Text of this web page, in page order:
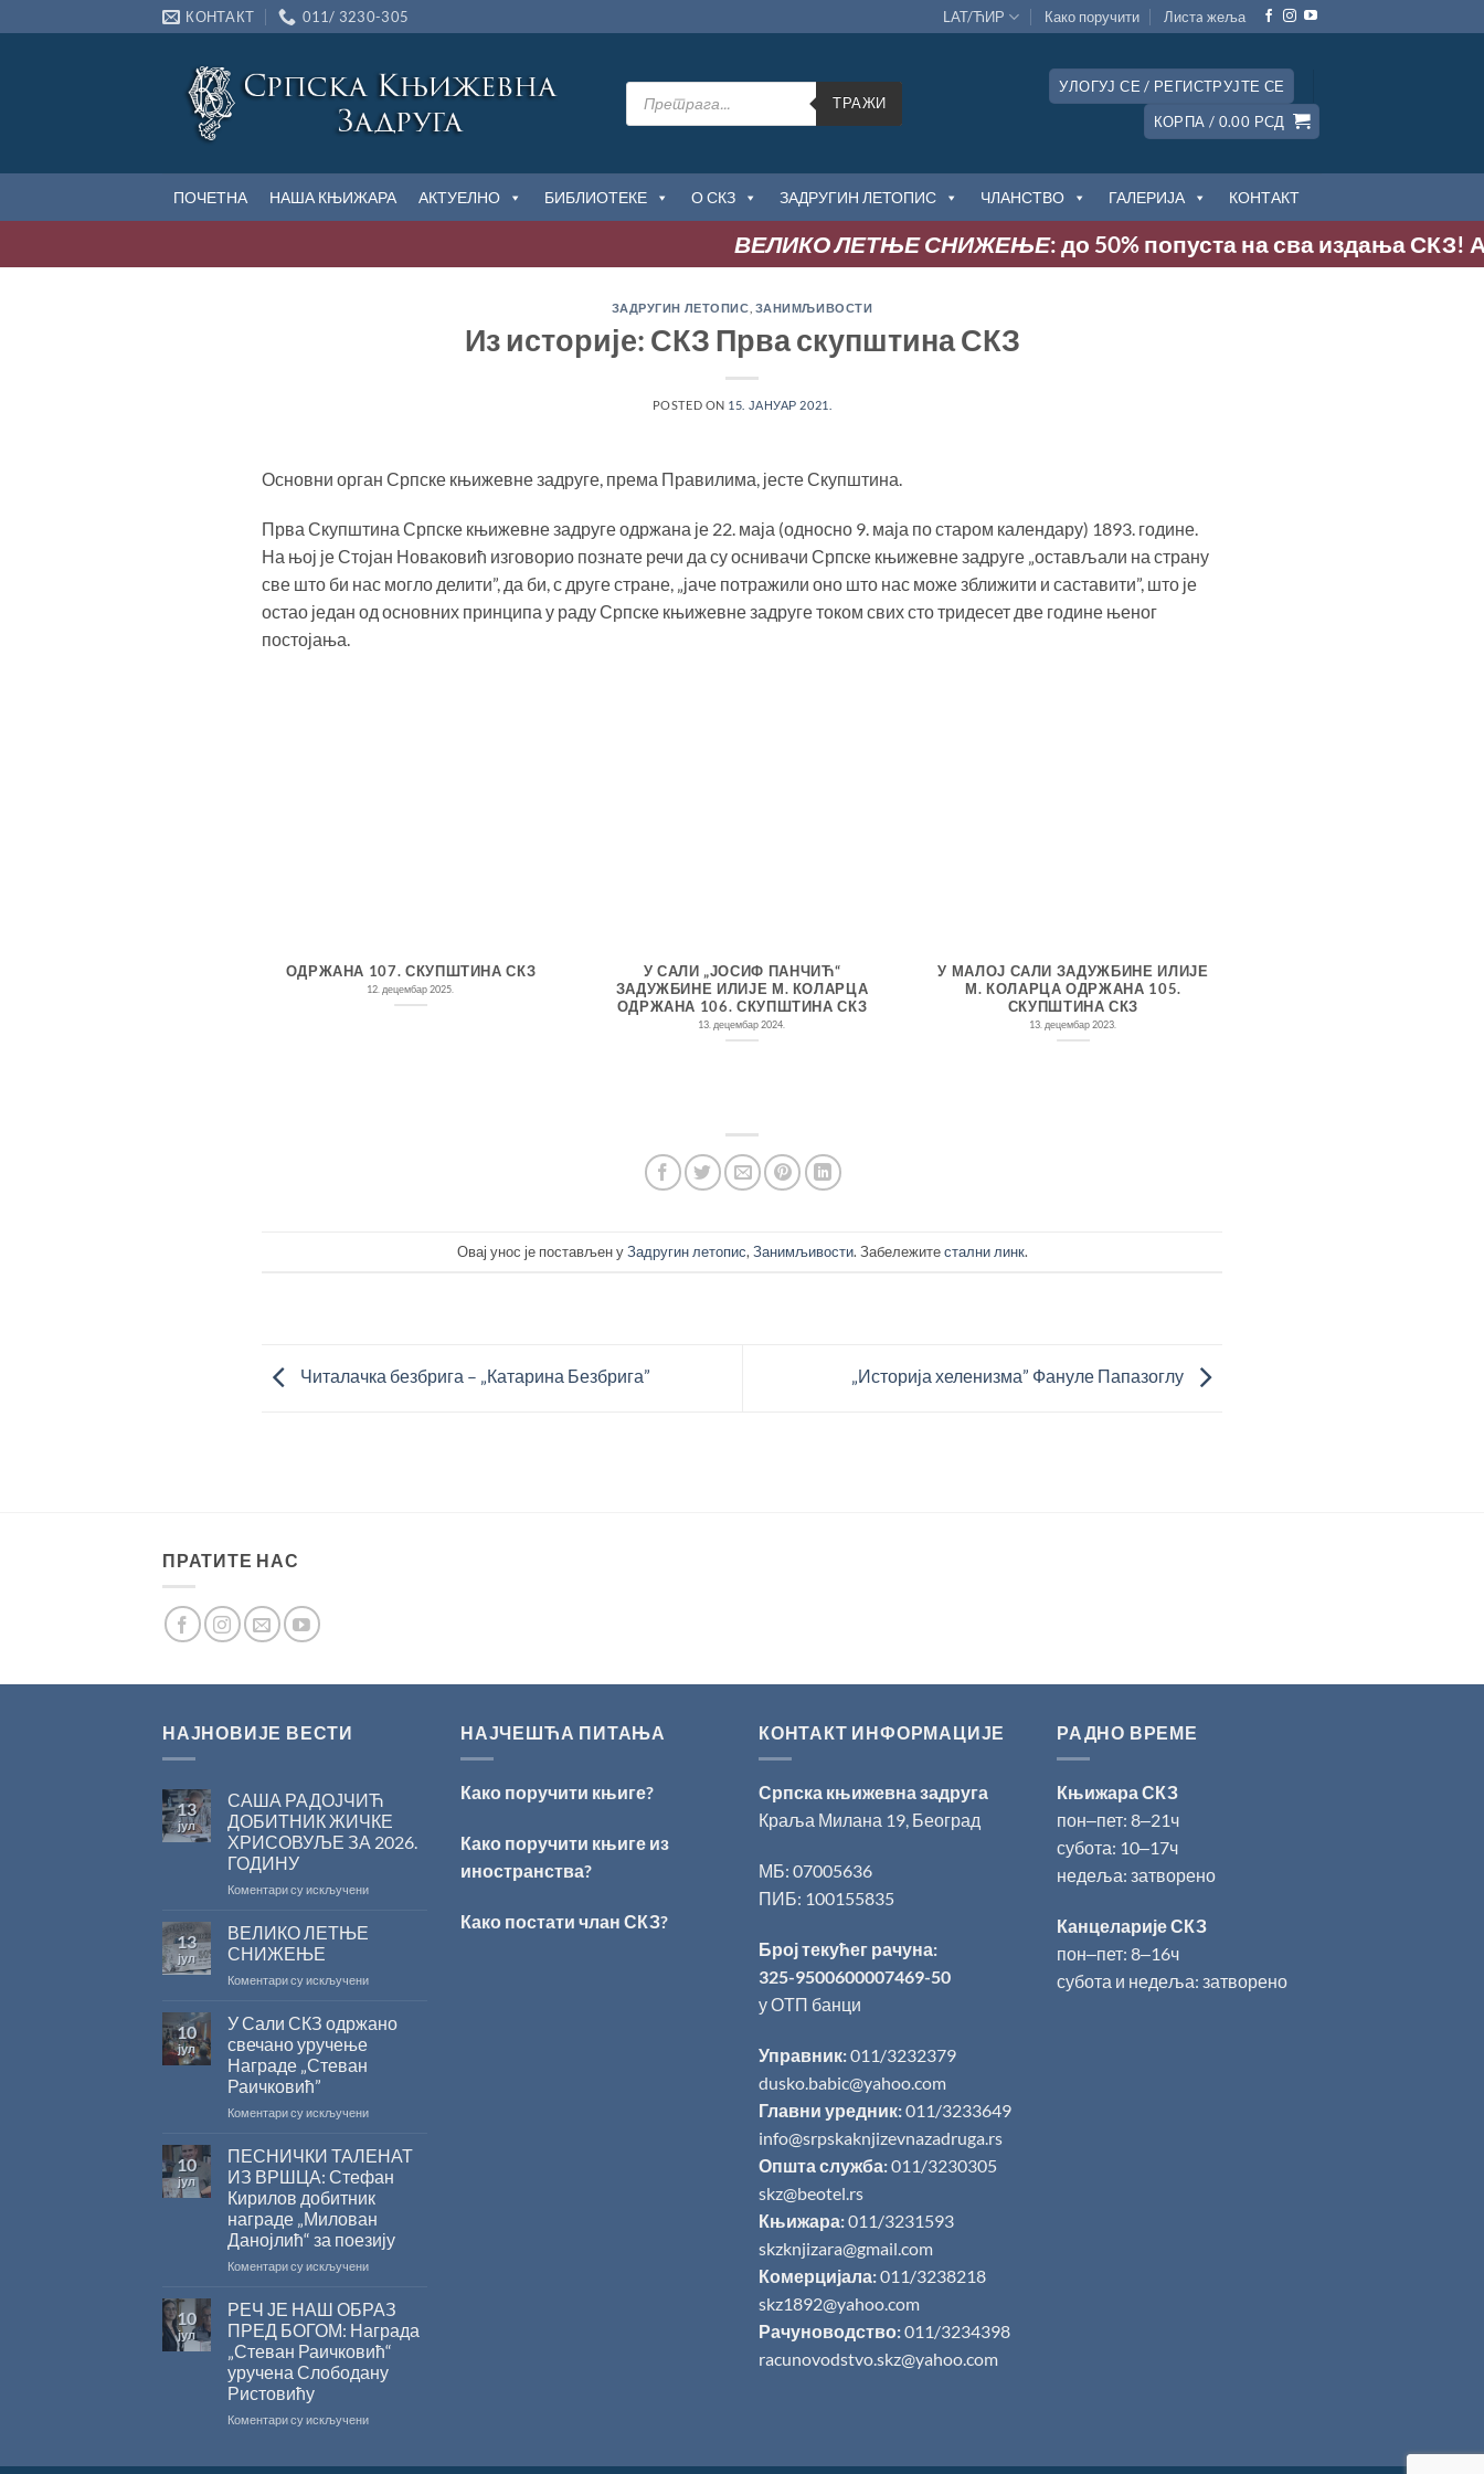
на
КОНТАКТ 011/ 3230-305 LAT/ЋИР Како поручити Листa жеља
Products
search
ТРАЖИ
УЛОГУЈ СЕ / РЕГИСТРУЈТЕ СЕ
КОРПА / 0.00 РСД
ПОЧЕТНА НАША КЊИЖАРА АКТУЕЛНО БИБЛИОТЕКЕ О СКЗ ЗАДРУГИН ЛЕТОПИС ЧЛАНСТВО ГАЛЕРИЈА КОНТАКТ
ВЕЛИКО ЛЕТЊЕ СНИЖЕЊЕ: до 50% попуста на сва издања СКЗ!
ЗАДРУГИН ЛЕТОПИС ЗАНИМЉИВОСТИ
Из историје: СКЗ Прва скупштина СКЗ
POSTED ON 15. ЈАНУАР 2021.
Основни орган Српске књижевне задруге, према Правилима, јесте Скупштина.
Прва Скупштина Српске књижевне задруге одржана је 22. маја (односно 9. маја по старом календару) 1893. године.
На њој је Стојан Новаковић изговорио познате речи да су оснивачи Српске књижевне задруге „остављали на страну
све што би нас могло делити”, да би, с друге стране, „јаче потражили оно што нас може зближити и саставити”, што је
остао један од основних принципа у раду Српске књижевне задруге током свих сто тридесет две године њеног
постојања.
ОДРЖАНА 107. СКУПШТИНА СКЗ
12. децембар 2025.
У САЛИ „ЈОСИФ ПАНЧИЋ“
ЗАДУЖБИНЕ ИЛИЈЕ М. КОЛАРЦА
ОДРЖАНА 106. СКУПШТИНА СКЗ
13. децембар 2024.
У МАЛОЈ САЛИ ЗАДУЖБИНЕ ИЛИЈЕ
М. КОЛАРЦА ОДРЖАНА 105.
СКУПШТИНА СКЗ
13. децембар 2023.
Овај унос је постављен уЗадругин летопис, Занимљивости. Забележитестални линк.
Читалачка безбрига – „Катарина Безбрига” „Историја хеленизма” Фануле Папазоглу
ПРАТИТЕ НАС
НАЈНОВИЈЕ ВЕСТИ
13
јул
САША РАДОЈЧИЋ
ДОБИТНИК ЖИЧКЕ
ХРИСОВУЉЕ ЗА 2026.
ГОДИНУ
Коментари су искљученина
ХРИСОВУЉЕ
2026.
13
јул
ВЕЛИКО ЛЕТЊЕ
СНИЖЕЊЕ
Коментари су искљученина
10
јул
У Сали СКЗ одржано
свечано уручење
Награде „Стеван
Раичковић”
Коментари су искљученина
Сали
СКЗ
одржано
свечано
уручење
Награде
„Стеван
10
јул
ПЕСНИЧКИ ТАЛЕНАТ
ИЗ ВРШЦА: Стефан
Кирилов добитник
награде „Милован
Данојлић“ за поезију
Коментари су искљученина
ТАЛЕНАТ
ВРШЦА:
Стефан
Кирилов
награде
10
јул
РЕЧ ЈЕ НАШ ОБРАЗ
ПРЕД БОГОМ: Награда
„Стеван Раичковић“
уручена Слободану
Ристовићу
Коментари су искљученина
НАЈЧЕШЋА ПИТАЊА
Како поручити књиге?
Како поручити књиге из
иностранства?
Како постати члан СКЗ?
КОНТАКТ ИНФОРМАЦИЈЕ
Српска књижевна задруга
Краља Милана 19, Београд
МБ: 07005636
ПИБ: 100155835
Број текућег рачуна:
325-9500600007469-50
у ОТП банци
Управник:011/3232379
dusko.babic@yahoo.com
Главни уредник:011/3233649
info@srpskaknjizevnazadruga.rs
Општа служба:011/3230305
skz@beotel.rs
Књижара:011/3231593
skzknjizara@gmail.com
Комерцијала:011/3238218
skz1892@yahoo.com
Рачуноводство:011/3234398
racunovodstvo.skz@yahoo.com
РАДНО ВРЕМЕ
Књижара СКЗ
пон‒пет: 8‒21ч
субота: 10‒17ч
недеља: затворено
Канцеларије СКЗ
пон‒пет: 8‒16ч
субота и недеља: затворено